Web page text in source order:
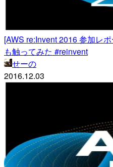
[AWS re:Invent 2016 参加レ
も触ってみた #reinvent
せーの
2016.12.03